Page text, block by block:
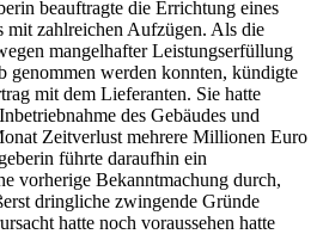
beauftragte die Errichtung eines
mit zahlreichen Aufzügen. Als die
mangelhafter Leistungserfüllung
genommen werden konnten, kündigte
mit dem Lieferanten. Sie hatte
des Gebäudes und
Zeitverlust mehrere Millionen Euro
führte daraufhin ein
vorherige Bekanntmachung durch,
dringliche zwingende Gründe
hatte noch voraussehen hatte